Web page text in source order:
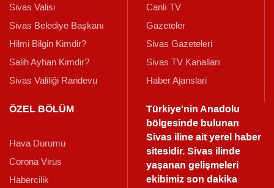
Sivas Valisi
Sivas Belediye Başkanı
Hilmi Bilgin Kimdir?
Salih Ayhan Kimdir?
Sivas Valiliği Randevu
Canlı TV
Gazeteler
Sivas Gazeteleri
Sivas TV Kanalları
Haber Ajanslari
ÖZEL BÖLÜM
Hava Durumu
Corona Virüs
Habercilik
Türkiye'nin Anadolu
bölgesinde bulunan
Sivas iline ait yerel haber
sitesidir. Sivas ilinde
yaşanan gelişmeleri
ekibimiz son dakika